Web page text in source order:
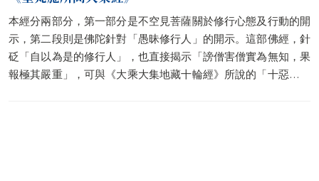
本經分兩部分，第一部分是不空見菩薩關於修行心態及行動的開
示，第二段則是佛陀針對「愚昧修行人」的開示。這部佛經，針
砭「自以為是的修行人」，也直接揭示「謗僧害僧實為無知，果
報極其嚴重」，可與《大乘大集地藏十輪經》所說的「十惡輪」